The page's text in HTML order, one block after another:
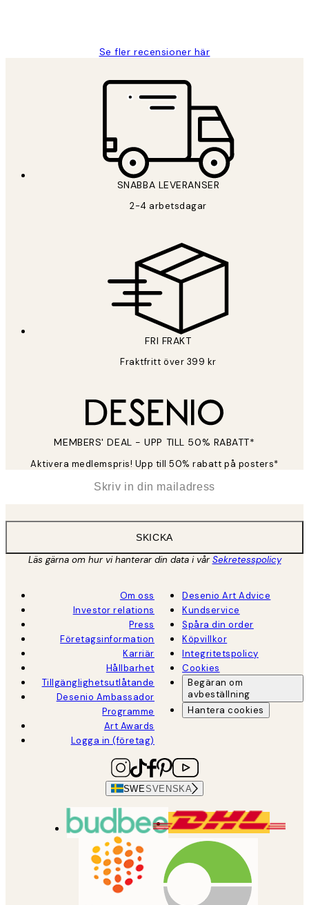
Se fler recensioner här
SNABBA LEVERANSER
2-4 arbetsdagar
FRI FRAKT
Fraktfritt över 399 kr
MEMBERS' DEAL - UPP TILL 50% RABATT*
Aktivera medlemspris! Upp till 50% rabatt på posters*
SKICKA
Läs gärna om hur vi hanterar din data i vårSekretesspolicy
Om oss
Investor relations
Press
Företagsinformation
Karriär
Hållbarhet
Tillgänglighetsutlåtande
Desenio Ambassador
Programme
Art Awards
Logga in (företag)
Desenio Art Advice
Kundservice
Spåra din order
Köpvillkor
Integritetspolicy
Cookies
Begäran om
avbeställning
Hantera cookies
SWESVENSKA